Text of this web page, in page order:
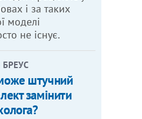
і за таких
моделі
не існує.
БРЕУС
штучний
замінити